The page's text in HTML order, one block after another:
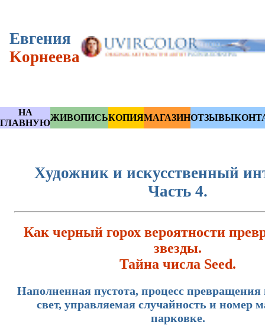
Eвгения
Kорнеева
НА
ГЛАВНУЮ
ЖИВОПИСЬКОПИЯМАГАЗИНОТЗЫВЫ
Художник и искусственный
Часть 4.
Как черный горох вероятности
звезды.
Тайна числа Seed.
Наполненная пустота, процесс
свет, управляемая случайность и номер
парковке.